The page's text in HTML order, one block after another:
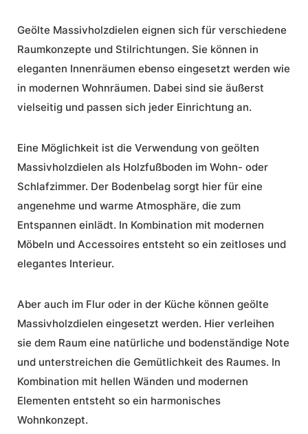
Geölte Massivholzdielen eignen sich für verschiedene
Raumkonzepte und Stilrichtungen. Sie können in
eleganten Innenräumen ebenso eingesetzt werden wie
in modernen Wohnräumen. Dabei sind sie äußerst
vielseitig und passen sich jeder Einrichtung an.
Eine Möglichkeit ist die Verwendung von geölten
Massivholzdielen als Holzfußboden im Wohn- oder
Schlafzimmer. Der Bodenbelag sorgt hier für eine
angenehme und warme Atmosphäre, die zum
Entspannen einlädt. In Kombination mit modernen
Möbeln und Accessoires entsteht so ein zeitloses und
elegantes Interieur.
Aber auch im Flur oder in der Küche können geölte
Massivholzdielen eingesetzt werden. Hier verleihen
sie dem Raum eine natürliche und bodenständige Note
und unterstreichen die Gemütlichkeit des Raumes. In
Kombination mit hellen Wänden und modernen
Elementen entsteht so ein harmonisches
Wohnkonzept.